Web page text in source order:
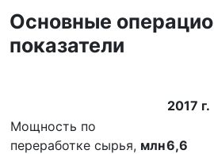
Основные
показатели
2017 г.
Мощность по
переработке сырья, млн6,6